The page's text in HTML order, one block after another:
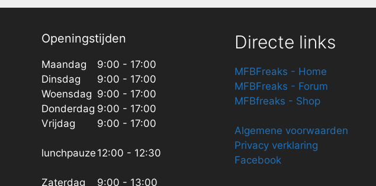
Openingstijden
Maandag
Dinsdag
Woensdag
Donderdag
Vrijdag
lunchpauze
Zaterdag
9:00 - 17:00
9:00 - 17:00
9:00 - 17:00
9:00 - 17:00
9:00 - 17:00
12:00 - 12:30
9:00 - 13:00
Directe links
MFBFreaks - Home
MFBFreaks - Forum
MFBfreaks - Shop
Algemene voorwaarden
Privacy verklaring
Facebook